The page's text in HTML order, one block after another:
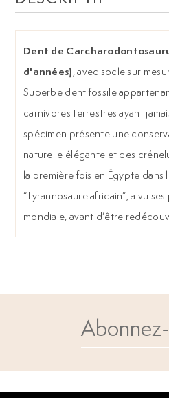
Dent de
d'années), avec socle sur
Superbe dent fossile
carnivores terrestres ayant
spécimen présente une
naturelle élégante et des
la première fois en Égypte dans
“Tyrannosaure africain”, a vu
mondiale, avant d’être